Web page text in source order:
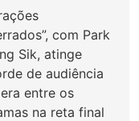
com Park
Sik, atinge
de audiência
entre os
na reta final